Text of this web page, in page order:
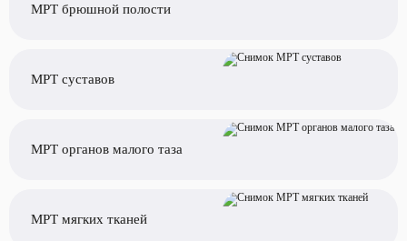
МРТ брюшной полости
МРТ суставов
МРТ органов малого таза
МРТ мягких тканей